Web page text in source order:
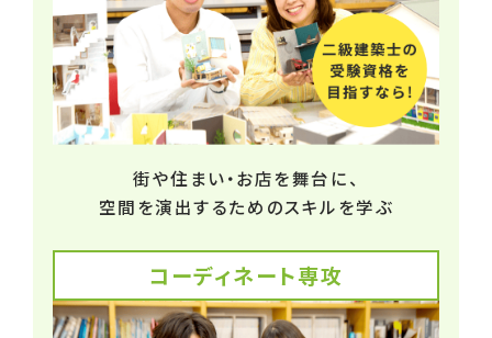
街や住まい・お店を舞台に、
空間を演出するためのスキルを学ぶ
コーディネート専攻